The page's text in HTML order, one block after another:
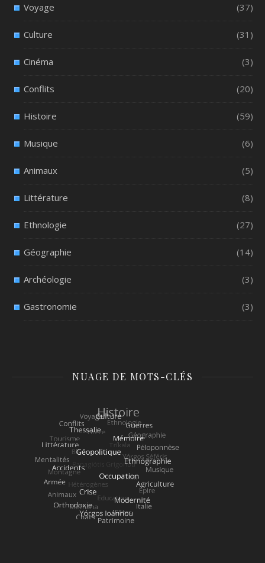
Voyage (37)
Culture (31)
Cinéma (3)
Conflits (20)
Histoire (59)
Musique (6)
Animaux (5)
Littérature (8)
Ethnologie (27)
Géographie (14)
Archéologie (3)
Gastronomie (3)
NUAGE DE MOTS-CLÉS